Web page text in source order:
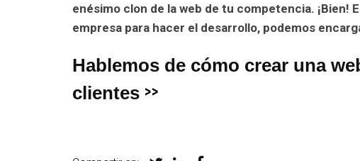
enésimo clon de la web de tu competencia. ¡Bien!
empresa para hacer el desarrollo, podemos
Hablemos de cómo crear una
clientes >>